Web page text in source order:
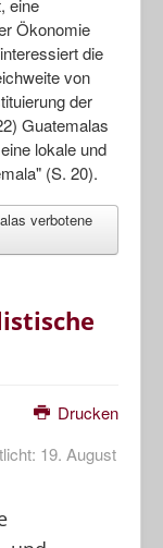
Ökonomie
die
von
der
Guatemalas
lokale und
(S. 20).
verbotene
Drucken
19. August